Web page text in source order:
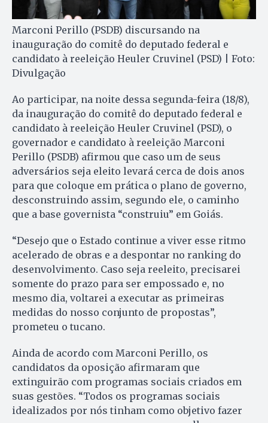
Marconi Perillo (PSDB) discursando na
inauguração do comitê do deputado federal e
candidato à reeleição Heuler Cruvinel (PSD) | Foto:
Divulgação
Ao participar, na noite dessa segunda-feira (18/8),
da inauguração do comitê do deputado federal e
candidato à reeleição Heuler Cruvinel (PSD), o
governador e candidato à reeleição Marconi
Perillo (PSDB) afirmou que caso um de seus
adversários seja eleito levará cerca de dois anos
para que coloque em prática o plano de governo,
desconstruindo assim, segundo ele, o caminho
que a base governista “construiu” em Goiás.
“Desejo que o Estado continue a viver esse ritmo
acelerado de obras e a despontar no ranking do
desenvolvimento. Caso seja reeleito, precisarei
somente do prazo para ser empossado e, no
mesmo dia, voltarei a executar as primeiras
medidas do nosso conjunto de propostas”,
prometeu o tucano.
Ainda de acordo com Marconi Perillo, os
candidatos da oposição afirmaram que
extinguirão com programas sociais criados em
suas gestões. “Todos os programas sociais
idealizados por nós tinham como objetivo fazer